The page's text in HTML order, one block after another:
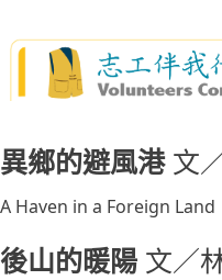
異鄉的避風港文
A Haven in a Foreign Land
後山的暖陽 文／